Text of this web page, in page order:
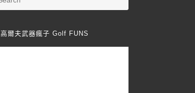
高爾夫武器瘋子 Golf FUNS